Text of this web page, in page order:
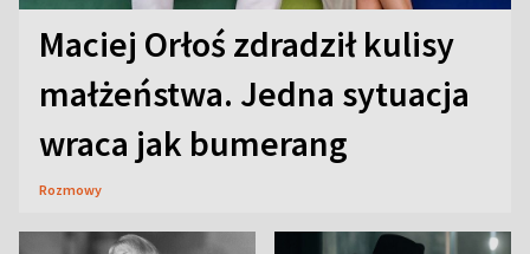
Maciej Orłoś zdradził kulisy
małżeństwa. Jedna sytuacja
wraca jak bumerang
Rozmowy